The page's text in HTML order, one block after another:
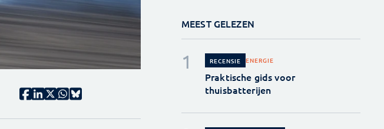
MEEST GELEZEN
RECENSIE ENERGIE
Praktische gids voor
thuisbatterijen